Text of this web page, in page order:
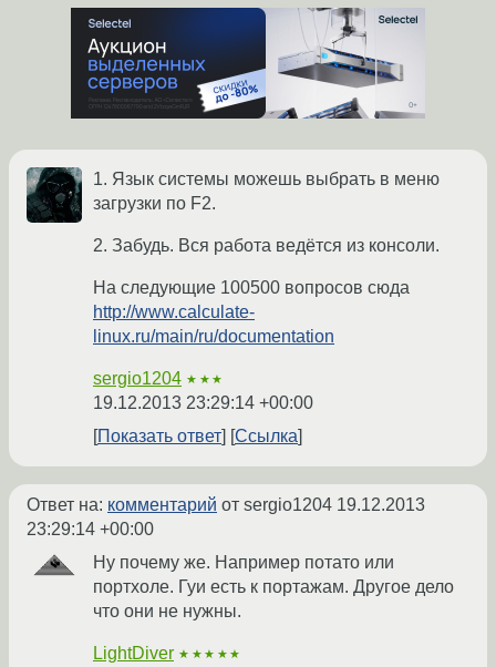
1. Язык системы можешь выбрать в меню
загрузки по F2.
2. Забудь. Вся работа ведётся из консоли.
На следующие 100500 вопросов сюда
http://www.calculate-
linux.ru/main/ru/documentation
sergio1204 ★★★
19.12.2013 23:29:14 +00:00
Показать ответ
Ссылка
Ответ на: комментарий от sergio1204 19.12.2013
23:29:14 +00:00
Ну почему же. Например потато или
портхоле. Гуи есть к портажам. Другое дело
что они не нужны.
LightDiver ★★★★★